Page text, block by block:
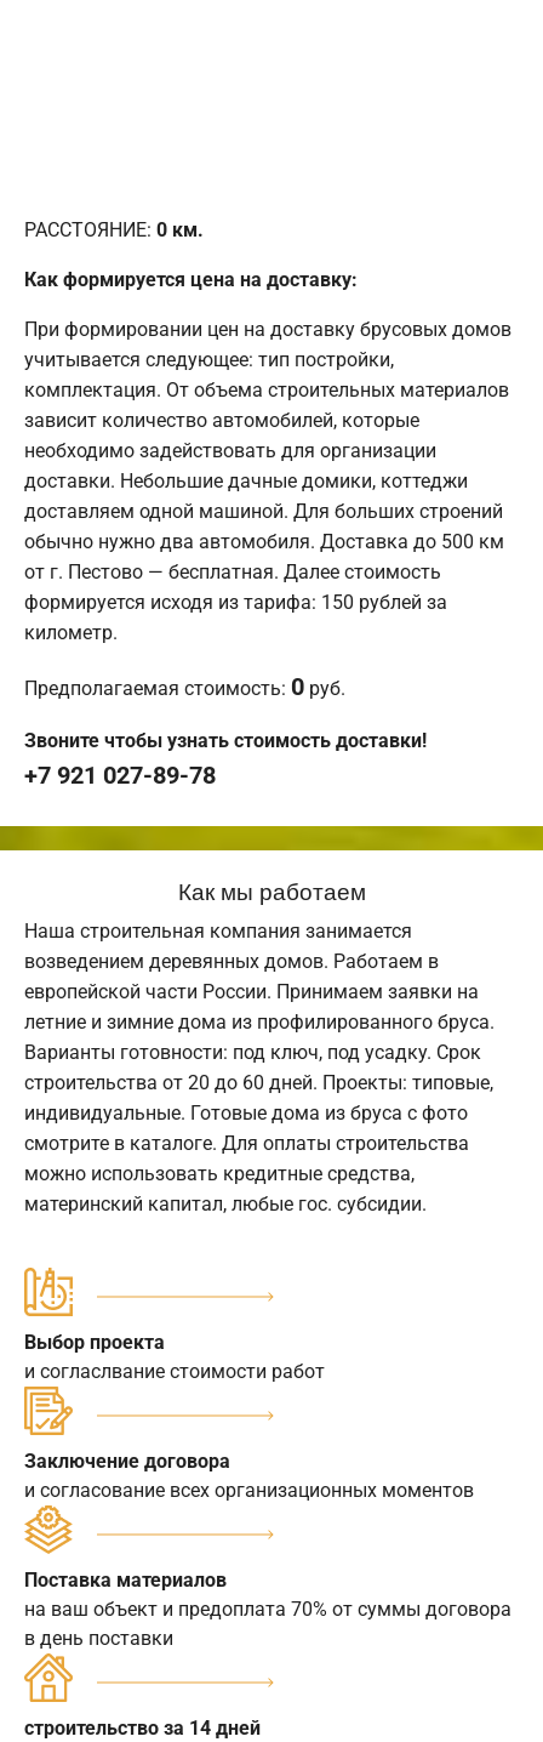
РАССТОЯНИЕ: 0 км.
Как формируется цена на доставку:
При формировании цен на доставку брусовых домов
учитывается следующее: тип постройки,
комплектация. От объема строительных материалов
зависит количество автомобилей, которые
необходимо задействовать для организации
доставки. Небольшие дачные домики, коттеджи
доставляем одной машиной. Для больших строений
обычно нужно два автомобиля. Доставка до 500 км
от г. Пестово — бесплатная. Далее стоимость
формируется исходя из тарифа: 150 рублей за
километр.
Предполагаемая стоимость: 0 руб.
Звоните чтобы узнать стоимость доставки!
+7 921 027-89-78
Как мы работаем
Наша строительная компания занимается
возведением деревянных домов. Работаем в
европейской части России. Принимаем заявки на
летние и зимние дома из профилированного бруса.
Варианты готовности: под ключ, под усадку. Срок
строительства от 20 до 60 дней. Проекты: типовые,
индивидуальные. Готовые дома из бруса с фото
смотрите в каталоге. Для оплаты строительства
можно использовать кредитные средства,
материнский капитал, любые гос. субсидии.
Выбор проекта
и согласлвание стоимости работ
Заключение договора
и согласование всех организационных моментов
Поставка материалов
на ваш объект и предоплата 70% от суммы договора
в день поставки
строительство за 14 дней